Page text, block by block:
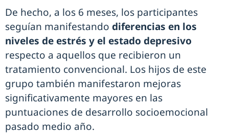
De hecho, a los 6 meses, los participantes
seguían manifestando diferencias en los
niveles de estrés y el estado depresivo
respecto a aquellos que recibieron un
tratamiento convencional. Los hijos de este
grupo también manifestaron mejoras
significativamente mayores en las
puntuaciones de desarrollo socioemocional
pasado medio año.